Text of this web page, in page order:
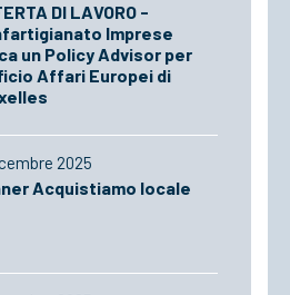
DI LAVORO -
Imprese
un Policy Advisor per
Affari Europei di
2025
Acquistiamo locale